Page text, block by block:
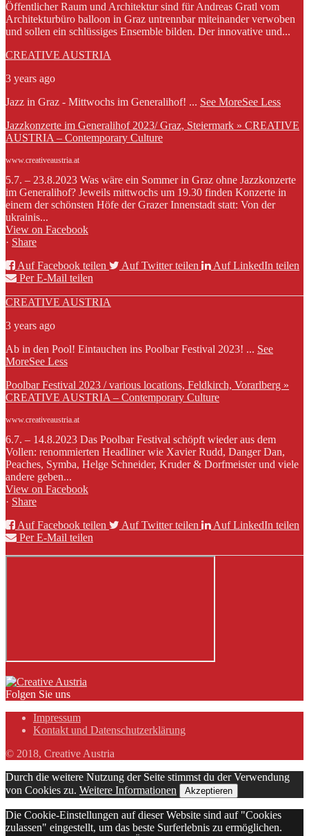
Öffentlicher Raum und Architektur sind für Andreas Gratl vom
Architekturbüro balloon in Graz untrennbar miteinander verwoben
und sollen ein schlüssiges Ensemble bilden. Der innovative und...
CREATIVE AUSTRIA
3 years ago
Jazz in Graz - Mittwochs im Generalihof! ... See MoreSee Less
Jazzkonzerte im Generalihof 2023/ Graz, Steiermark » CREATIVE
AUSTRIA – Contemporary Culture
www.creativeaustria.at
5.7. – 23.8.2023 Was wäre ein Sommer in Graz ohne Jazzkonzerte
im Generalihof? Jeweils mittwochs um 19.30 finden Konzerte in
einem der schönsten Höfe der Grazer Innenstadt statt: Von der
ukrainis...
View on Facebook
· Share
Auf Facebook teilen
Auf Twitter teilen
Auf LinkedIn teilen
Per E-Mail teilen
CREATIVE AUSTRIA
3 years ago
Ab in den Pool! Eintauchen ins Poolbar Festival 2023! ... See
MoreSee Less
Poolbar Festival 2023 / various locations, Feldkirch, Vorarlberg »
CREATIVE AUSTRIA – Contemporary Culture
www.creativeaustria.at
6.7. – 14.8.2023 Das Poolbar Festival schöpft wieder aus dem
Vollen: renommierten Headliner wie Xavier Rudd, Danger Dan,
Peaches, Symba, Helge Schneider, Kruder & Dorfmeister und viele
andere geben...
View on Facebook
· Share
Auf Facebook teilen
Auf Twitter teilen
Auf LinkedIn teilen
Per E-Mail teilen
Folgen Sie uns
Impressum
Kontakt und Datenschutzerklärung
© 2018, Creative Austria
Durch die weitere Nutzung der Seite stimmst du der Verwendung
von Cookies zu. Weitere Informationen Akzeptieren
Die Cookie-Einstellungen auf dieser Website sind auf "Cookies
zulassen" eingestellt, um das beste Surferlebnis zu ermöglichen.